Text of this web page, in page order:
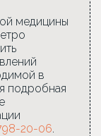
медицины
в
подробная
20-06.